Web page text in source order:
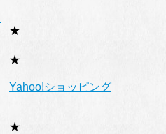
★
★
Yahoo!ショッピング
★